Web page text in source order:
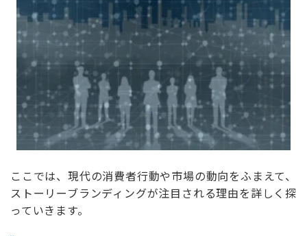
ここでは、現代の消費者行動や市場の動向をふまえて、
ストーリーブランディングが注目される理由を詳しく探
っていきます。